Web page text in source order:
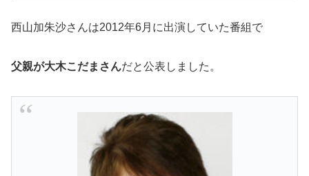
西山加朱沙さんは2012年6月に出演していた番組で
父親が大木こだまさんだと公表しました。